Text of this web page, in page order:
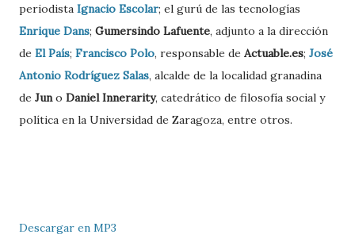
periodista Ignacio Escolar; el gurú de las tecnologías
Enrique Dans; Gumersindo Lafuente, adjunto a la dirección
de El País; Francisco Polo, responsable de Actuable.es; José
Antonio Rodríguez Salas, alcalde de la localidad granadina
de Juno Daniel Innerarity, catedrático de filosofía social y
política en la Universidad de Zaragoza, entre otros.
Descargar en MP3